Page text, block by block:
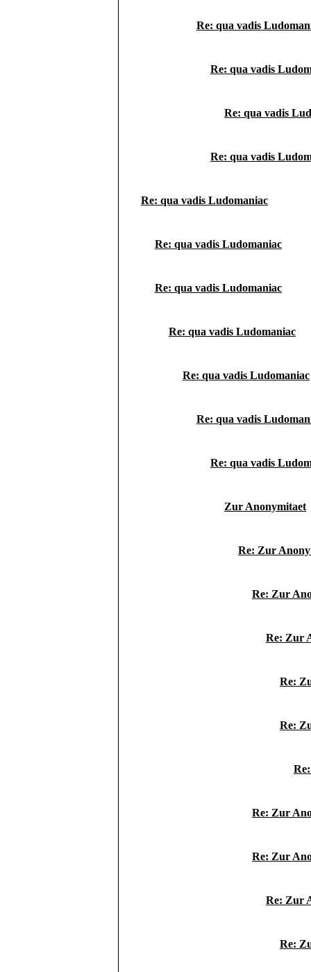
Re: qua vadis
Re: qua vadis
Re: qua vadis
Re: qua vadis
Re: qua vadis Ludomaniac
Re: qua vadis Ludomaniac
Re: qua vadis Ludomaniac
Re: qua vadis Ludomaniac
Re: qua vadis Ludomaniac
Re: qua vadis
Re: qua vadis
Zur Anonymitaet
Re: Zur
Re: Zur
Re: Zur
Re:
Re:
Re: Zur
Re: Zur
Re: Zur
Re: